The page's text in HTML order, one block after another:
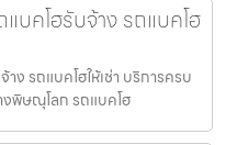
บคโฮรับจ้าง รถแบคโฮ
ง รถแบคโฮให้เช่า บริการครบ
งพิษณุโลก รถแบคโฮ